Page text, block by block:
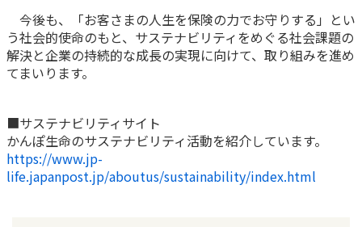
各種サービス・お知らせ
ご契約のしおり・約款（Web約款）
保険用語集
ご契約手続きの流れ
保険料のお払込方法
お問い合わせ
かんぽアプリ～かんぽの健康と安心を手のひらに～
すこやか健康ラボ
かんぽブランド
かんぽ生命のサステナビリティ
今後も、「お客さまの人生を保険の力でお守りする」とい
う社会的使命のもと、サステナビリティをめぐる社会課題の
解決と企業の持続的な成長の実現に向けて、取り組みを進め
てまいります。
■サステナビリティサイト
かんぽ生命のサステナビリティ活動を紹介しています。
https://www.jp-
life.japanpost.jp/aboutus/sustainability/index.html